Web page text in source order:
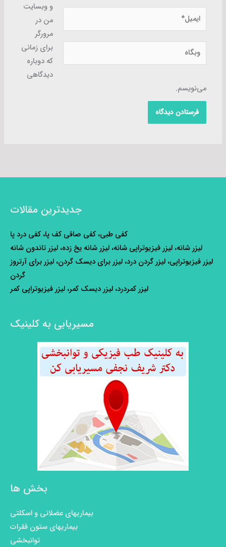
ایمیل*
وبگاه
و وبسایت
من در
مرورگر
برای زمانی
که دوباره
دیدگاهی
می‌نویسم.
جدیدترین مقالات
کفی طبی، کفی صافی کف پا، کفی درد پا
لیزر شانه، لیزر فیزیوتراپی شانه، لیزر شانه یخ زده، لیزر تاندون شانه
لیزر فیزیوتراپی، لیزر گردن درد، لیزر برای دیسک گردن، لیزر برای آرتروز
گردن
لیزر کمردرد، لیزر دیسک کمر، لیزر فیزیوتراپی کمر
مسیریابی به کلینیک
بخش ها
بیماریهای عضلانی و اسکلتی
بیماریهای ستون فقرات
توانبخشی